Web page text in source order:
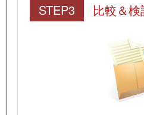
STEP3 比較＆検